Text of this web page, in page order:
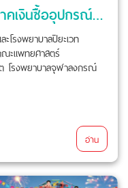
เครือบางปะกอก-ปิยะเวท บริจาคเงินซื้ออุปกรณ์แพทย์ มอบให้มูลนิธิคณะแพทยศาสตร์ จุฬาฯ
โรงพยาบาลปิยะเวท
ะแพทยศาสตร์
รงพยาบาลจุฬาลงกรณ์
อ่าน